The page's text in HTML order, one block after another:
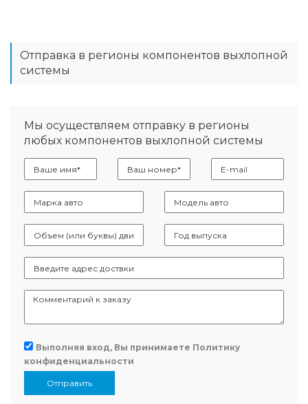
Отправка в регионы компонентов выхлопной
системы
Мы осуществляем отправку в регионы
любых компонентов выхлопной системы
Выполняя вход, Вы принимаете Политику
конфиденциальности
Отправить